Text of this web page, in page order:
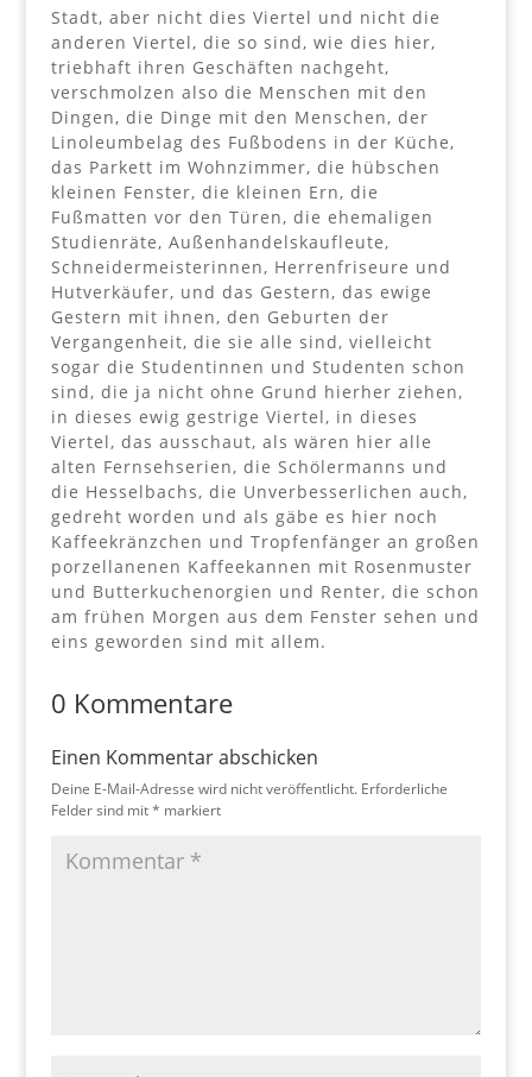
Stadt, aber nicht dies Viertel und nicht die
anderen Viertel, die so sind, wie dies hier,
triebhaft ihren Geschäften nachgeht,
verschmolzen also die Menschen mit den
Dingen, die Dinge mit den Menschen, der
Linoleumbelag des Fußbodens in der Küche,
das Parkett im Wohnzimmer, die hübschen
kleinen Fenster, die kleinen Ern, die
Fußmatten vor den Türen, die ehemaligen
Studienräte, Außenhandelskaufleute,
Schneidermeisterinnen, Herrenfriseure und
Hutverkäufer, und das Gestern, das ewige
Gestern mit ihnen, den Geburten der
Vergangenheit, die sie alle sind, vielleicht
sogar die Studentinnen und Studenten schon
sind, die ja nicht ohne Grund hierher ziehen,
in dieses ewig gestrige Viertel, in dieses
Viertel, das ausschaut, als wären hier alle
alten Fernsehserien, die Schölermanns und
die Hesselbachs, die Unverbesserlichen auch,
gedreht worden und als gäbe es hier noch
Kaffeekränzchen und Tropfenfänger an großen
porzellanenen Kaffeekannen mit Rosenmuster
und Butterkuchenorgien und Renter, die schon
am frühen Morgen aus dem Fenster sehen und
eins geworden sind mit allem.
0 Kommentare
Einen Kommentar abschicken
Deine E-Mail-Adresse wird nicht veröffentlicht. Erforderliche
Felder sind mit* markiert